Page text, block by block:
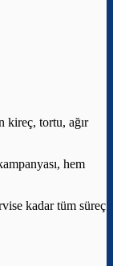
kireç, tortu, ağır
hem
kadar tüm süreç